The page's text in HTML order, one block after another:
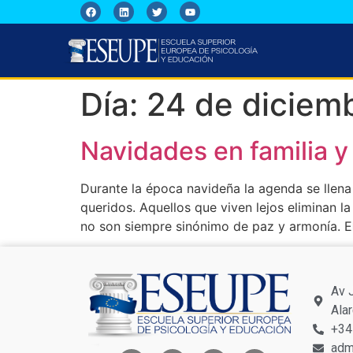
Día: 24 de
Navidades en familia
Durante la época navideña la agenda se
queridos. Aquellos que viven lejos eliminan
no son siempre sinónimo de paz y armonía.
Av